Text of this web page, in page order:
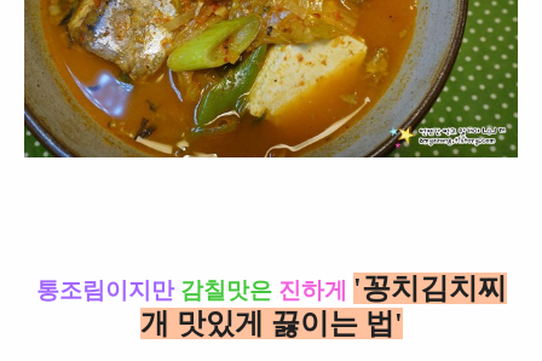
통조림이지만 감칠맛은 진하게 '꽁치김치찌
개 맛있게 끓이는 법'